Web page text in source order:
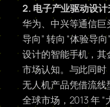
2. 电子产业驱动设
华为、中兴等通信巨
导向” 转向 “体验导
设计的智能手机，
市场认知。与此同
无人机产品凭借流
全球市场，2013 年 “